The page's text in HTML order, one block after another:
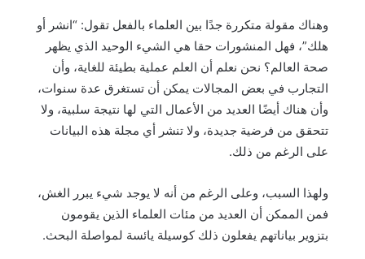
وهناك مقولة متكررة جدًا بين العلماء بالفعل تقول: “انشر أو
هلك”، فهل المنشورات حقا هي الشيء الوحيد الذي يظهر
صحة العالم؟ نحن نعلم أن العلم عملية بطيئة للغاية، وأن
التجارب في بعض المجالات يمكن أن تستغرق عدة سنوات،
وأن هناك أيضًا العديد من الأعمال التي لها نتيجة سلبية، ولا
تتحقق من فرضية جديدة، ولا تنشر أي مجلة هذه البيانات
على الرغم من ذلك.
ولهذا السبب، وعلى الرغم من أنه لا يوجد شيء يبرر الغش،
فمن الممكن أن العديد من مئات العلماء الذين يقومون
بتزوير بياناتهم يفعلون ذلك كوسيلة يائسة لمواصلة البحث.